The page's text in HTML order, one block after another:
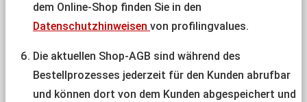
dem Online-Shop finden Sie in den
Datenschutzhinweisen von profilingvalues.
Die aktuellen Shop-AGB sind während des
Bestellprozesses jederzeit für den Kunden abrufbar
und können dort von dem Kunden abgespeichert und